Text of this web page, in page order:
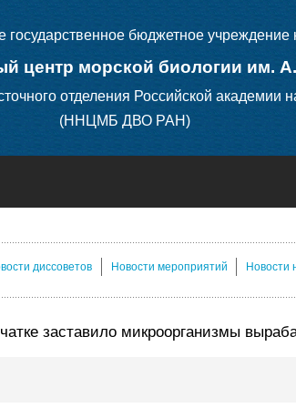
государственное бюджетное учреждение
центр морской биологии им.
отделения Российской академии
(ННЦМБ ДВО РАН)
диссоветов Новости мероприятий Новости
заставило микроорганизмы